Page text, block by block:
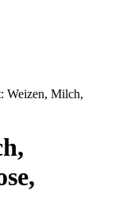
Weizen, Milch,